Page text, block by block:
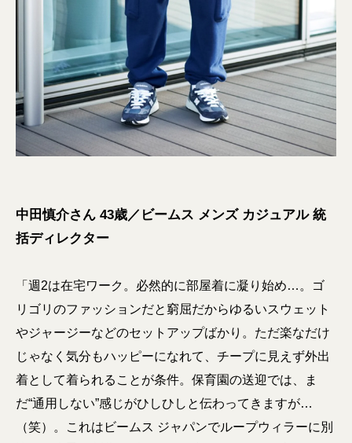
中田慎介さん 43歳／ビームス メンズ カジュアル 統
括ディレクター
「週2は在宅ワーク。必然的に部屋着に凝り始め…。ゴ
リゴリのファッションだと窮屈だからゆるいスウェット
やジャージーなどのセットアップばかり。ただ楽なだけ
じゃなく気分もハッピーになれて、チープに見えず外出
着として着られることが条件。保育園の送迎では、ま
だ“通用しない”感じがひしひしと伝わってきますが…
（笑）。これはビームス ジャパンでループウィラーに別